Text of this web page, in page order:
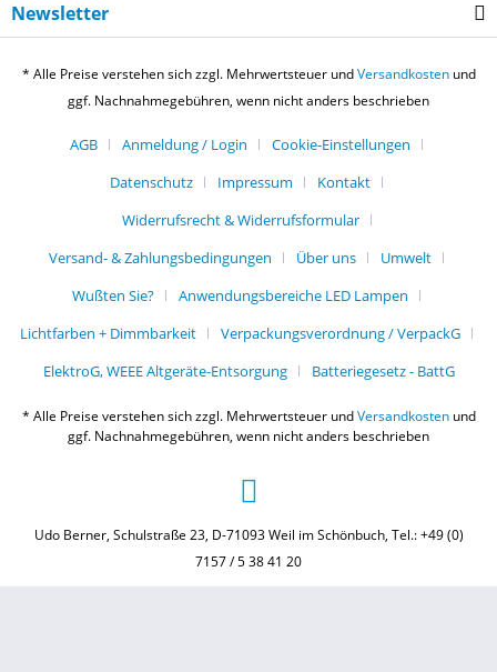
Newsletter
* Alle Preise verstehen sich zzgl. Mehrwertsteuer undVersandkostenund
ggf. Nachnahmegebühren, wenn nicht anders beschrieben
AGB Anmeldung / Login
Cookie-Einstellungen
Datenschutz
Impressum
Kontakt
Widerrufsrecht & Widerrufsformular
Versand- & Zahlungsbedingungen
Über uns
Umwelt
Wußten Sie?
Anwendungsbereiche LED Lampen
Lichtfarben + Dimmbarkeit
Verpackungsverordnung / VerpackG
ElektroG, WEEE Altgeräte-Entsorgung
Batteriegesetz - BattG
* Alle Preise verstehen sich zzgl. Mehrwertsteuer undVersandkostenund
ggf. Nachnahmegebühren, wenn nicht anders beschrieben
Udo Berner, Schulstraße 23, D-71093 Weil im Schönbuch, Tel.: +49 (0)
7157 / 5 38 41 20